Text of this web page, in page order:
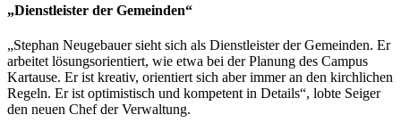
„Dienstleister der Gemeinden“
„Stephan Neugebauer sieht sich als Dienstleister der Gemeinden. Er
arbeitet lösungsorientiert, wie etwa bei der Planung des Campus
Kartause. Er ist kreativ, orientiert sich aber immer an den kirchlichen
Regeln. Er ist optimistisch und kompetent in Details“, lobte Seiger
den neuen Chef der Verwaltung.